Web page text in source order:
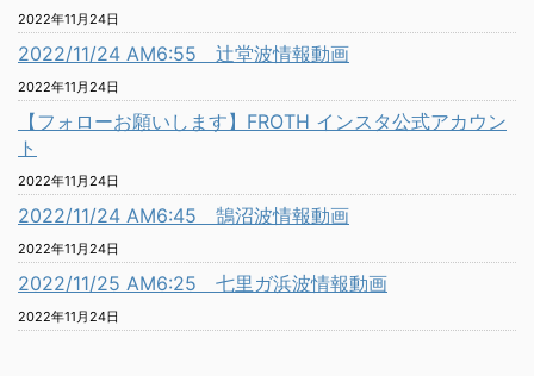
2022年11月24日
2022/11/24 AM6:55 辻堂波情報動画
2022年11月24日
【フォローお願いします】FROTH インスタ公式アカウン
ト
2022年11月24日
2022/11/24 AM6:45 鵠沼波情報動画
2022年11月24日
2022/11/25 AM6:25 七里ガ浜波情報動画
2022年11月24日